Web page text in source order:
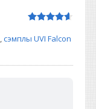
,сэмплы UVI Falcon